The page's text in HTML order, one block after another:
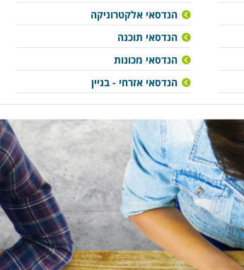
הנדסאי אלקטרוניקה
הנדסאי תוכנה
הנדסאי מכונות
הנדסאי אזרחי - בניין